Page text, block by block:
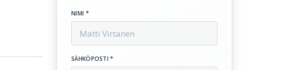
NIMI *
SÄHKÖPOSTI *